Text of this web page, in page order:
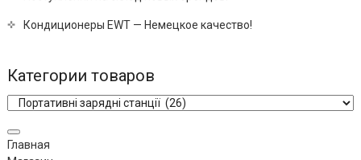
Кондиционеры EWT — Немецкое качество!
Категории товаров
Главная